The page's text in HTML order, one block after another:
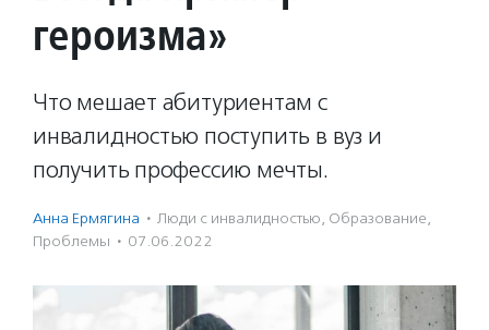
героизма»
Что мешает абитуриентам с
инвалидностью поступить в вуз и
получить профессию мечты.
Анна Ермягина · Люди с инвалидностью, Образование,
Проблемы · 07.06.2022